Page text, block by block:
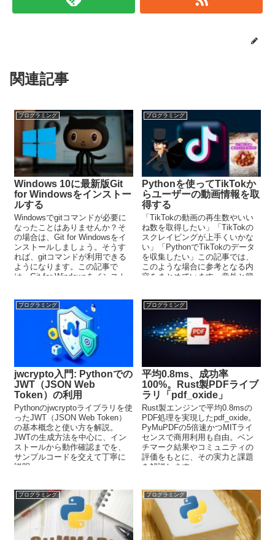
関連記事
プログラミング
Windows 10に最新版Git
for Windowsをインストー
ルする
Windowsでgitコマンドが必要に
なったことはありませんか？そ
の場合は、Git for Windowsをイ
ンストールしましょう。そうす
れば、gitコマンドが利用できる
ようになります。この記事で
は、Git for Windowsをインスト
プログラミング
Pythonを使ってTikTokか
らユーザーの動画情報を取
得する
「TikTokの動画の再生数やいい
ね数を取得したい」「TikTokの
スクレイピングが上手くいかな
い」「PythonでTikTokのデータ
を収集したい」この記事では、
このような場合に参考となる内
容をまとめています。意外と簡
プログラミング
jwcrypto入門: Pythonでの
JWT（JSON Web
Token）の利用
Pythonのjwcryptoライブラリを使
ったJWT（JSON Web Token）
の基本概念と使い方を解説。
JWTの生成方法を中心に、イン
ストールから動作確認までを、
サンプルコードを交えて丁寧に
説明。
プログラミング
平均0.8ms、成功率
100%。Rust製PDFライブ
ラリ「pdf_oxide」
Rust製エンジンで平均0.8msの
PDF処理を実現したpdf_oxide。
PyMuPDFの5倍速かつMITライ
センスで商用利用も自由。ベン
チマーク結果やコミュニティの
評価をもとに、その実力と課題
を解説します。
プログラミング プログラミング